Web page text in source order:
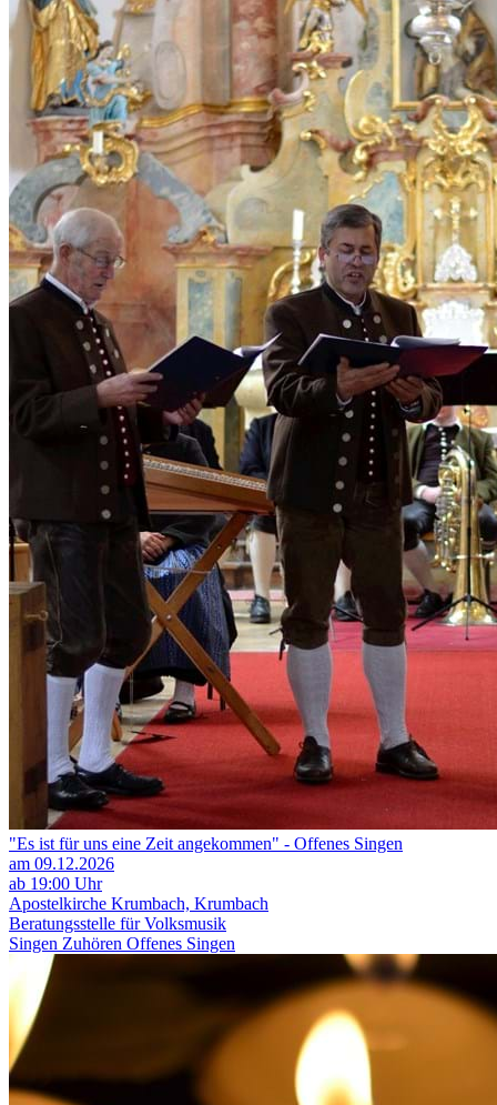
"Es ist für uns eine Zeit angekommen" - Offenes Singen
am 09.12.2026
ab 19:00 Uhr
Apostelkirche Krumbach, Krumbach
Beratungsstelle für Volksmusik
Singen Zuhören Offenes Singen